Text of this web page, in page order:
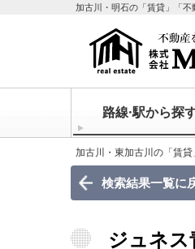
加古川・明石の「賃貸」「不
路線·駅から探
加古川・東加古川の「賃
検索結果一覧に
ジュネス